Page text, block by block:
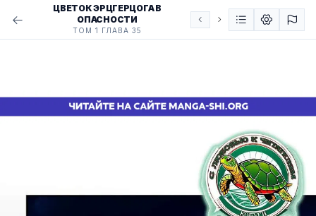
ЦВЕТОК ЭРЦГЕРЦОГА В
ОПАСНОСТИ
ТОМ 1 ГЛАВА 35